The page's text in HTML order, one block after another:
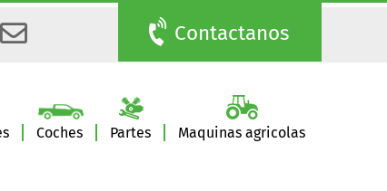
Contactanos
Coches Partes Maquinas agricolas